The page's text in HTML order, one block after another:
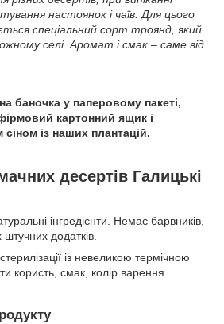
настоянок і чаїв. Для цього
спеціальний сорт троянд, який
селі. Аромат і смак – саме від
баночка у паперовому пакеті,
картонний ящик і
із наших плантацій.
десертів Галицькі
інгредієнти. Немає барвників,
додатків.
із невеликою термічною
користь, смак, колір варення.